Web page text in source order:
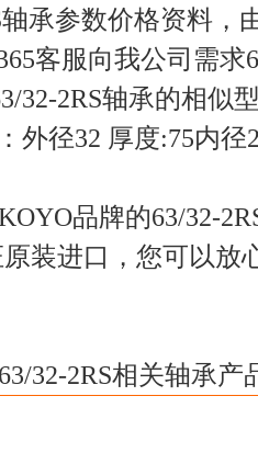
轴承参数价格资料，
客服向我公司需求
32-2RS轴承的相似
外径32 厚度:75内径
品牌的63/32-
原装进口，您可以放
32-2RS相关轴承产